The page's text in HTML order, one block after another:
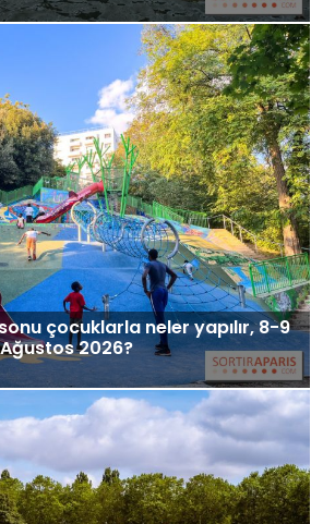
çocuklarla neler yapılır, 8-9
Ağustos 2026?